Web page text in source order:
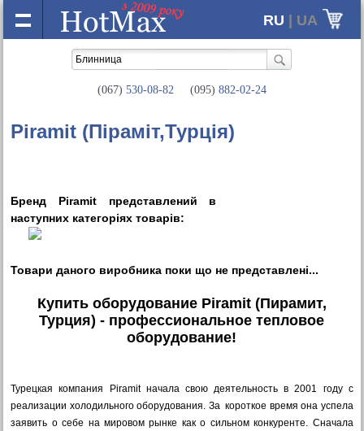
RU | UA
(067) 530-08-82 (095) 882-02-24
Piramit (Піраміт,Турція)
Бренд Piramit представлений в
наступних категорiях товарiв:
Товари даного виробника поки що не представленi...
Купить оборудование Piramit (Пирамит,
Турция) - профессиональное тепловое
оборудование!
Турецкая компания Piramit начала свою деятельность в 2001 году с
реализации холодильного оборудования. За короткое время она успела
заявить о себе на мировом рынке как о сильном конкуренте. Сначала